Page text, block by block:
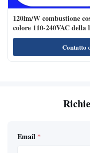
120lm/W combustione
colore 110-240VAC della
dell'eliporto LED
Contatto
Email *